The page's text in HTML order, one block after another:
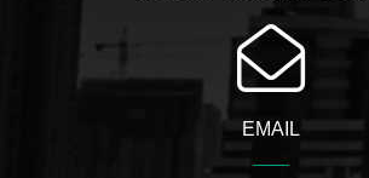
EMAIL